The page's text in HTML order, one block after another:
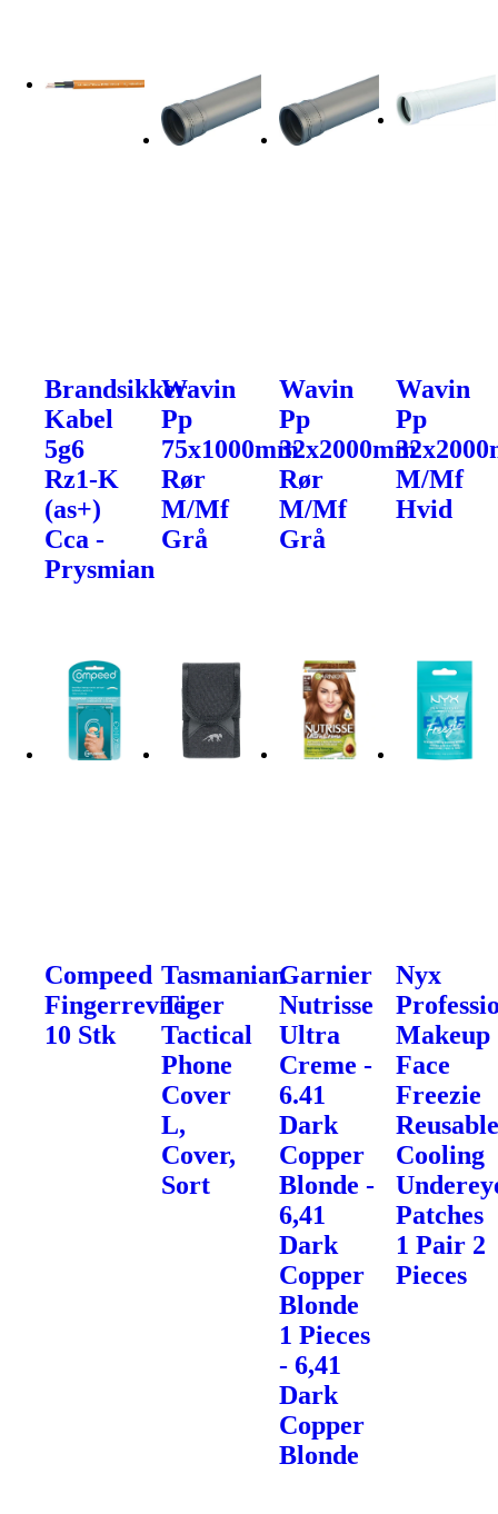
Brandsikker
Kabel
5g6
Rz1-K
(as+)
Cca -
Prysmian
Wavin
Pp
75x1000mm
Rør
M/Mf
Grå
Wavin
Pp
32x2000mm
Rør
M/Mf
Grå
Wavin
Pp
M/Mf
Hvid
Compeed
Fingerrevner
10 Stk
Tasmanian
Tiger
Tactical
Phone
Cover
L,
Cover,
Sort
Garnier
Nutrisse
Ultra
Creme -
6.41
Dark
Copper
Blonde -
6,41
Dark
Copper
Blonde
1 Pieces
- 6,41
Dark
Copper
Blonde
Nyx
Makeup
Face
Freezie
Cooling
Patches
1 Pair 2
Pieces